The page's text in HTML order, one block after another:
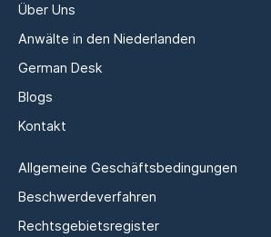
Über Uns
Anwälte in den Niederlanden
German Desk
Blogs
Kontakt
Allgemeine Geschäftsbedingungen
Beschwerdeverfahren
Rechtsgebietsregister